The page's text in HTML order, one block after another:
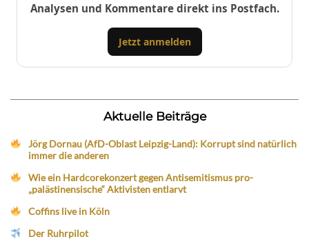
Analysen und Kommentare direkt ins Postfach.
Jetzt anmelden
Aktuelle Beiträge
Jörg Dornau (AfD-Oblast Leipzig-Land): Korrupt sind natürlich
immer die anderen
Wie ein Hardcorekonzert gegen Antisemitismus pro-
„palästinensische“ Aktivisten entlarvt
Coffins live in Köln
Der Ruhrpilot